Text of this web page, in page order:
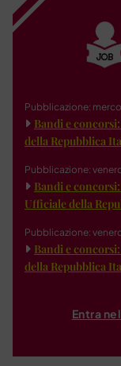
Pubblicazione:
Bandi e
della Repubblica
Pubblicazione:
Bandi e
Ufficiale della
Pubblicazione:
Bandi e
della Repubblica
Entra